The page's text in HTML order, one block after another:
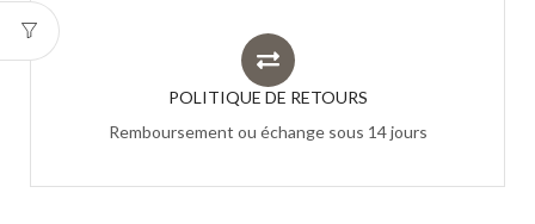
POLITIQUE DE RETOURS
Remboursement ou échange sous 14 jours